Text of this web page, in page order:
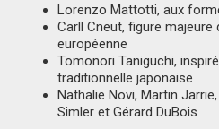
Lorenzo Mattotti, aux
Carll Cneut, figure majeure
européenne
Tomonori Taniguchi,
traditionnelle japonaise
Nathalie Novi, Martin
Simler et Gérard DuBois